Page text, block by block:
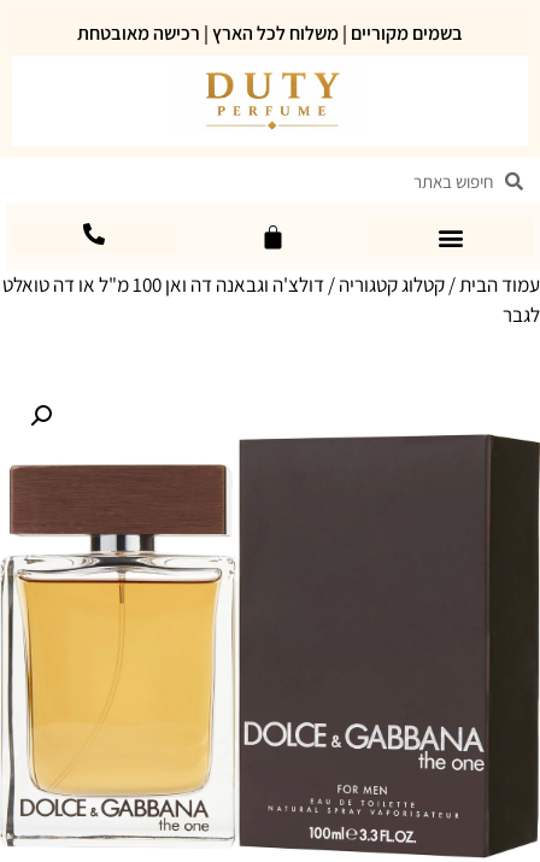
בשמים מקוריים | משלוח לכל הארץ | רכישה מאובטחת
עמוד הבית/קטלוג קטגוריה
/ דולצ'ה וגבאנה דה ואן 100 מ"ל או דה טואלט
לגבר